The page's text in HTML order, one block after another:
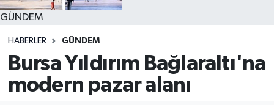
GÜNDEM
HABERLER GÜNDEM
Bursa Yıldırım Bağlaraltı'na
modern pazar alanı